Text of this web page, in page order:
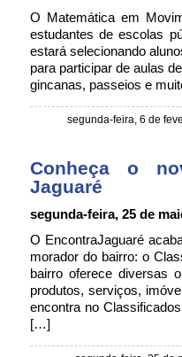
O Matemática em
estudantes de escolas
estará selecionando
para participar de aulas
gincanas, passeios e
segunda-feira, 6 de
Conheça o
Jaguaré
segunda-feira, 25 de
O EncontraJaguaré
morador do bairro: o
bairro oferece diversas
produtos, serviços,
encontra no
[…]